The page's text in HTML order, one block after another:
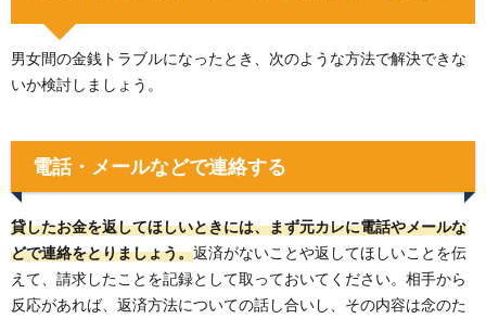
男女間の金銭トラブルになったとき、次のような方法で解決できな
いか検討しましょう。
電話・メールなどで連絡する
貸したお金を返してほしいときには、まず元カレに電話やメールな
どで連絡をとりましょう。返済がないことや返してほしいことを伝
えて、請求したことを記録として取っておいてください。相手から
反応があれば、返済方法についての話し合いし、その内容は念のた